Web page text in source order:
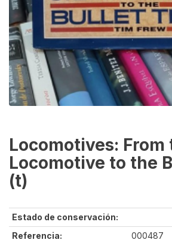
Locomotives: From
Locomotive to the
(t)
Estado de conservación:
Referencia:
000487